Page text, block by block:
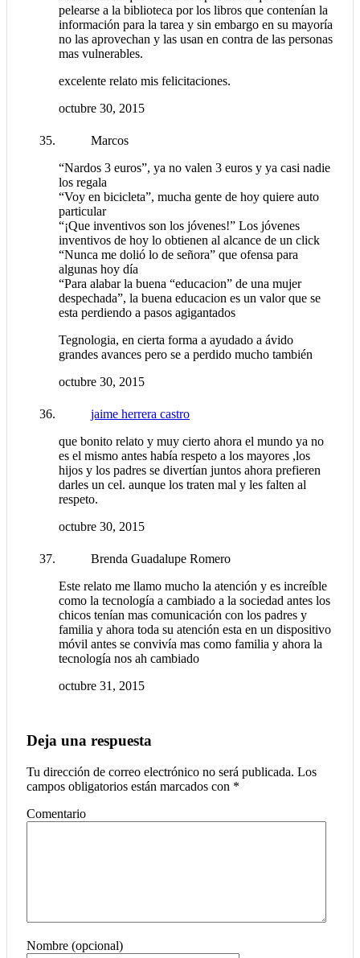
pelearse a la biblioteca por los libros que contenían la
información para la tarea y sin embargo en su mayoría
no las aprovechan y las usan en contra de las personas
mas vulnerables.
excelente relato mis felicitaciones.
octubre 30, 2015
Marcos
“Nardos 3 euros”, ya no valen 3 euros y ya casi nadie
los regala
“Voy en bicicleta”, mucha gente de hoy quiere auto
particular
“¡Que inventivos son los jóvenes!” Los jóvenes
inventivos de hoy lo obtienen al alcance de un click
“Nunca me dolió lo de señora” que ofensa para
algunas hoy día
“Para alabar la buena “educacion” de una mujer
despechada”, la buena educacion es un valor que se
esta perdiendo a pasos agigantados
Tegnologia, en cierta forma a ayudado a ávido
grandes avances pero se a perdido mucho también
octubre 30, 2015
jaime herrera castro
que bonito relato y muy cierto ahora el mundo ya no
es el mismo antes había respeto a los mayores ,los
hijos y los padres se divertían juntos ahora prefieren
darles un cel. aunque los traten mal y les falten al
respeto.
octubre 30, 2015
Brenda Guadalupe Romero
Este relato me llamo mucho la atención y es increíble
como la tecnología a cambiado a la sociedad antes los
chicos tenían mas comunicación con los padres y
familia y ahora toda su atención esta en un dispositivo
móvil antes se convivía mas como familia y ahora la
tecnología nos ah cambiado
octubre 31, 2015
Deja una respuesta
Tu dirección de correo electrónico no será publicada. Los
campos obligatorios están marcados con *
Comentario
Nombre (opcional)